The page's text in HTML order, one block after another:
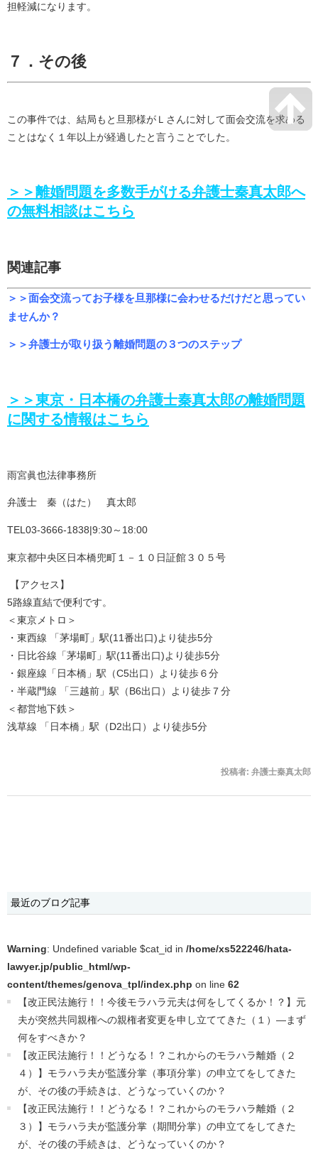
担軽減になります。
７．その後
この事件では、結局もと旦那様がＬさんに対して面会交流を求める
ことはなく１年以上が経過したと言うことでした。
＞＞離婚問題を多数手がける弁護士秦真太郎へ
の無料相談はこちら
関連記事
＞＞面会交流ってお子様を旦那様に会わせるだけだと思ってい
ませんか？
＞＞弁護士が取り扱う離婚問題の３つのステップ
＞＞東京・日本橋の弁護士秦真太郎の離婚問題
に関する情報はこちら
雨宮眞也法律事務所
弁護士 秦（はた） 真太郎
TEL03-3666-1838|9:30～18:00
東京都中央区日本橋兜町１－１０日証館３０５号
【アクセス】
5路線直結で便利です。
＜東京メトロ＞
・東西線 「茅場町」駅(11番出口)より徒歩5分
・日比谷線「茅場町」駅(11番出口)より徒歩5分
・銀座線「日本橋」駅（C5出口）より徒歩６分
・半蔵門線 「三越前」駅（B6出口）より徒歩７分
＜都営地下鉄＞
浅草線 「日本橋」駅（D2出口）より徒歩5分
投稿者: 弁護士秦真太郎
最近のブログ記事
Warning: Undefined variable $cat_id in /home/xs522246/hata-
lawyer.jp/public_html/wp-
content/themes/genova_tpl/index.php on line 62
【改正民法施行！！今後モラハラ元夫は何をしてくるか！？】元
夫が突然共同親権への親権者変更を申し立ててきた（１）―まず
何をすべきか？
【改正民法施行！！どうなる！？これからのモラハラ離婚（２
４）】モラハラ夫が監護分掌（事項分掌）の申立てをしてきた
が、その後の手続きは、どうなっていくのか？
【改正民法施行！！どうなる！？これからのモラハラ離婚（２
３）】モラハラ夫が監護分掌（期間分掌）の申立てをしてきた
が、その後の手続きは、どうなっていくのか？